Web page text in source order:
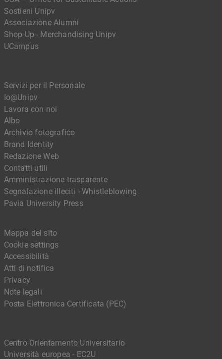
Sostieni Unipv
Associazione Alumni
Shop Up - Merchandising Unipv
UCampus
Servizi per il Personale
Io@Unipv
Lavora con noi
Albo
Archivio fotografico
Brand Identity
Redazione Web
Contatti utili
Amministrazione trasparente
Segnalazione illeciti - Whistleblowing
Pavia University Press
Centro Orientamento Universitario
Università europea - EC2U
Mappa del sito
Cookie settings
Accessibilità
Atti di notifica
Privacy
Note legali
Posta Elettronica Certificata (PEC)